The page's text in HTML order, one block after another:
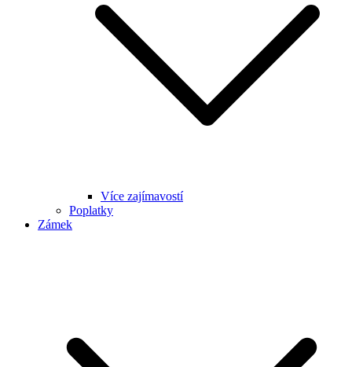
Více zajímavostí
Poplatky
Zámek